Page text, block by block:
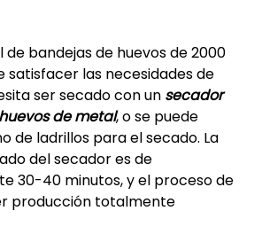
de bandejas de huevos de 2000
satisfacer las necesidades de
ser secado con un secador
de metal, o se puede
de ladrillos para el secado. La
del secador es de
30-40 minutos, y el proceso de
producción totalmente